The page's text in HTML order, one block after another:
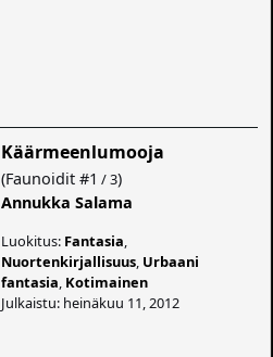
Käärmeenlumooja
(Faunoidit #1 / 3)
Annukka Salama
Luokitus: Fantasia
Nuortenkirjallisuus Urbaani
fantasia Kotimainen
Julkaistu: heinäkuu 11, 2012